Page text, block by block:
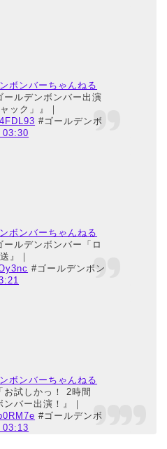
ボンバーちゃんねる
ールデンボンバー出演
ック」』｜
#ゴールデンボ
03:30
ボンバーちゃんねる
ールデンボンバー「ロ
』｜
#ゴールデンボン
ボンバーちゃんねる
お試しかっ！ 2時間
バー出演！』｜
#ゴールデンボ
03:13